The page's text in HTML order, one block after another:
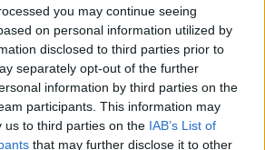
you may continue seeing
on personal information utilized by
disclosed to third parties prior to
separately opt-out of the further
information by third parties on the
participants. This information may
us to third parties on the IAB’s List of
that may further disclose it to other